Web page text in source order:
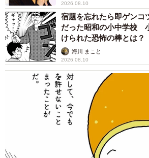
2026.08.10
宿題を忘れたら即ゲン
だった昭和の小中学校
けられた恐怖の棒とは？
海川 まこと
2026.08.10